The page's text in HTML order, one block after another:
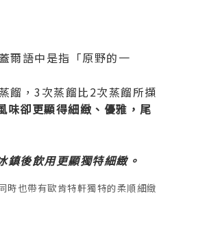
爾語中是指「原野的一
餾，3次蒸餾比2次蒸餾所擷
味卻更顯得細緻、優雅，尾
鎮後飲用更顯獨特細緻。
時也帶有歐肯特軒獨特的柔順細緻